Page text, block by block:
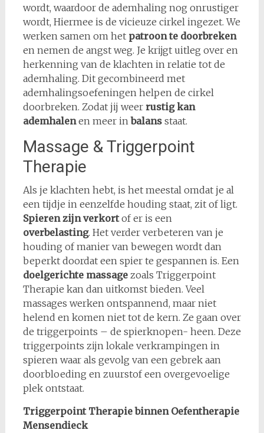
wordt, waardoor de ademhaling nog onrustiger
wordt, Hiermee is de vicieuze cirkel ingezet. We
werken samen om het patroon te doorbreken
en nemen de angst weg. Je krijgt uitleg over en
herkenning van de klachten in relatie tot de
ademhaling. Dit gecombineerd met
ademhalingsoefeningen helpen de cirkel
doorbreken. Zodat jij weer rustig kan
ademhalenen meer inbalansstaat.
Massage & Triggerpoint
Therapie
Als je klachten hebt, is het meestal omdat je al
een tijdje in eenzelfde houding staat, zit of ligt.
Spieren zijn verkortof er is een
overbelasting. Het verder verbeteren van je
houding of manier van bewegen wordt dan
beperkt doordat een spier te gespannen is. Een
doelgerichte massagezoals Triggerpoint
Therapie kan dan uitkomst bieden. Veel
massages werken ontspannend, maar niet
helend en komen niet tot de kern. Ze gaan over
de triggerpoints – de spierknopen- heen. Deze
triggerpoints zijn lokale verkrampingen in
spieren waar als gevolg van een gebrek aan
doorbloeding en zuurstof een overgevoelige
plek ontstaat.
Triggerpoint Therapie binnen Oefentherapie
Mensendieck